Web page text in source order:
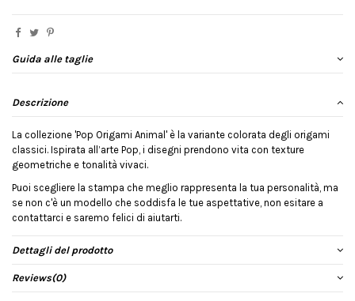
Guida alle taglie
Descrizione
La collezione 'Pop Origami Animal' è la variante colorata degli origami
classici. Ispirata all’arte Pop, i disegni prendono vita con texture
geometriche e tonalità vivaci.
Puoi scegliere la stampa che meglio rappresenta la tua personalità, ma
se non c'è un modello che soddisfa le tue aspettative, non esitare a
contattarci e saremo felici di aiutarti.
Dettagli del prodotto
Reviews(0)